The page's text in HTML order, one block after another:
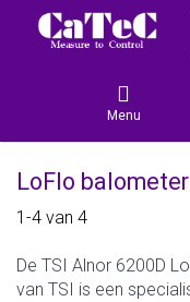
Menu
LoFlo balometer
Search results:
1-4 van 4
De TSI Alnor 6200D
van TSI is een